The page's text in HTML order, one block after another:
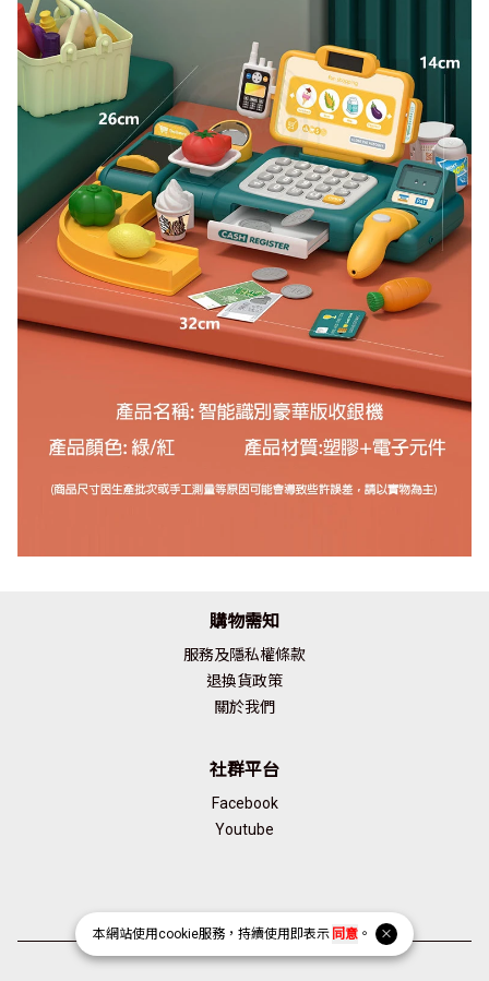
本網站使用cookie服務，持續使用即表示 同意。
購物需知
服務及隱私權條款
退換貨政策
關於我們
社群平台
Facebook
Youtube